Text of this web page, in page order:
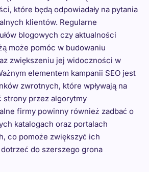
które będą odpowiadały na pytania
klientów. Regularne
blogowych czy aktualności
może pomóc w budowaniu
zwiększeniu jej widoczności w
elementem kampanii SEO jest
zwrotnych, które wpływają na
strony przez algorytmy
firmy powinny również zadbać o
katalogach oraz portalach
co pomoże zwiększyć ich
do szerszego grona